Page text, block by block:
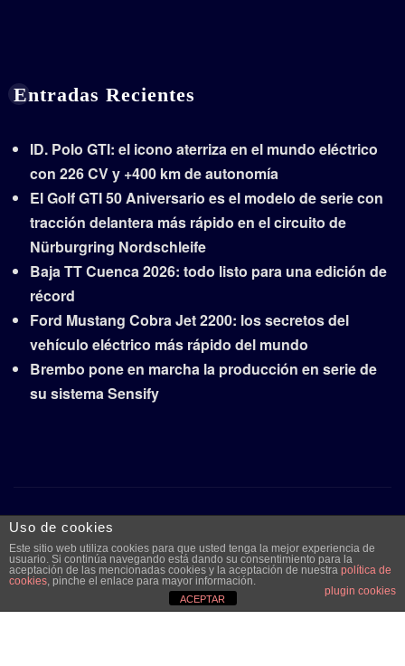
Entradas Recientes
ID. Polo GTI: el icono aterriza en el mundo eléctrico
con 226 CV y +400 km de autonomía
El Golf GTI 50 Aniversario es el modelo de serie con
tracción delantera más rápido en el circuito de
Nürburgring Nordschleife
Baja TT Cuenca 2026: todo listo para una edición de
récord
Ford Mustang Cobra Jet 2200: los secretos del
vehículo eléctrico más rápido del mundo
Brembo pone en marcha la producción en serie de
su sistema Sensify
Copyright © 2026 | Funciona conWordPress|Frankfurt
Newspor ThemeArile
Aviso legal y
Publicidad Contacto
Uso de cookies
Este sitio web utiliza cookies para que usted tenga la mejor experiencia de
usuario. Si continúa navegando está dando su consentimiento para la
aceptación de las mencionadas cookies y la aceptación de nuestra política de
cookies, pinche el enlace para mayor información.
plugin cookies
ACEPTAR